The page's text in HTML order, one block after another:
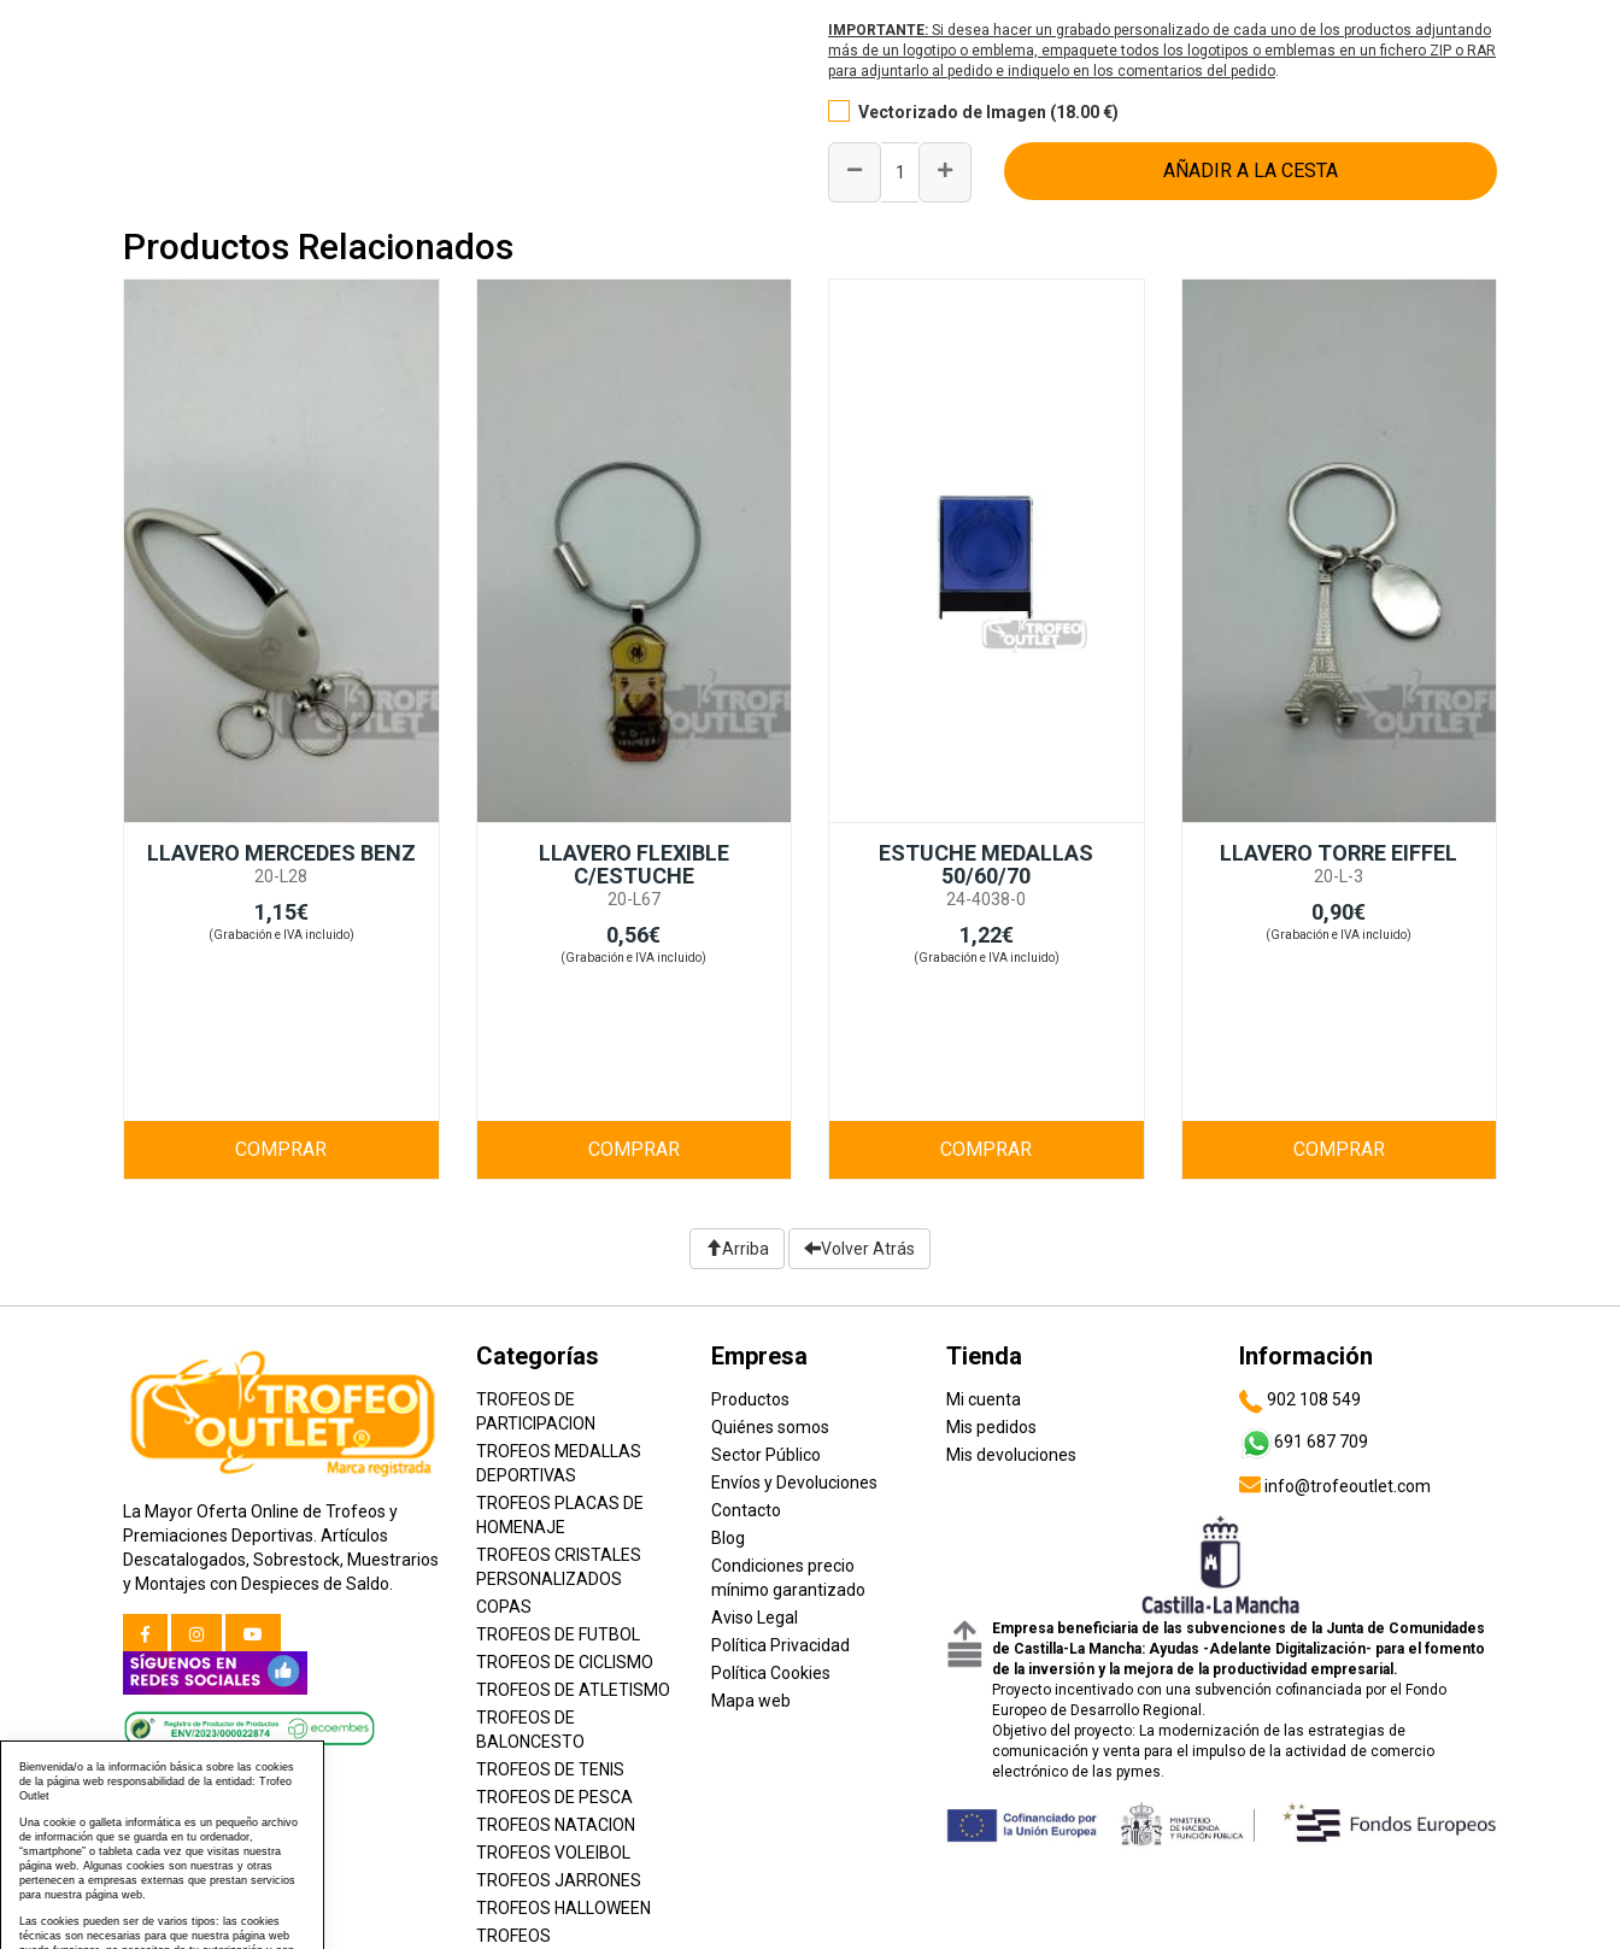
IMPORTANTE: Si desea hacer un grabado personalizado de cada uno de los productos adjuntando
más de un logotipo o emblema, empaquete todos los logotipos o emblemas en un fichero ZIP o RAR
para adjuntarlo al pedido e indiquelo en los comentarios del pedido.
Vectorizado de Imagen (18.00 €)
AÑADIR A LA CESTA
Productos Relacionados
LLAVERO MERCEDES BENZ
20-L28
1,15€
(Grabación e IVA incluido)
COMPRAR
LLAVERO FLEXIBLE
C/ESTUCHE
20-L67
0,56€
(Grabación e IVA incluido)
COMPRAR
ESTUCHE MEDALLAS
50/60/70
24-4038-0
1,22€
(Grabación e IVA incluido)
COMPRAR
LLAVERO TORRE EIFFEL
20-L-3
0,90€
(Grabación e IVA incluido)
COMPRAR
Arriba Volver Atrás
La Mayor Oferta Online de Trofeos y
Premiaciones Deportivas. Artículos
Descatalogados, Sobrestock, Muestrarios
y Montajes con Despieces de Saldo.
Categorías
TROFEOS DE
PARTICIPACION
TROFEOS MEDALLAS
DEPORTIVAS
TROFEOS PLACAS DE
HOMENAJE
TROFEOS CRISTALES
PERSONALIZADOS
COPAS
TROFEOS DE FUTBOL
TROFEOS DE CICLISMO
TROFEOS DE ATLETISMO
TROFEOS DE
BALONCESTO
TROFEOS DE TENIS
TROFEOS DE PESCA
TROFEOS NATACION
TROFEOS VOLEIBOL
TROFEOS JARRONES
TROFEOS HALLOWEEN
TROFEOS
Empresa
Productos
Quiénes somos
Sector Público
Envíos y Devoluciones
Contacto
Blog
Condiciones precio
mínimo garantizado
Aviso Legal
Política Privacidad
Política Cookies
Mapa web
Tienda
Mi cuenta
Mis pedidos
Mis devoluciones
Información
902 108 549
691 687 709
info@trofeoutlet.com
Empresa beneficiaria de las subvenciones de la Junta de Comunidades
de Castilla-La Mancha: Ayudas -Adelante Digitalización- para el fomento
de la inversión y la mejora de la productividad empresarial.
Proyecto incentivado con una subvención cofinanciada por el Fondo
Europeo de Desarrollo Regional.
Objetivo del proyecto: La modernización de las estrategias de
comunicación y venta para el impulso de la actividad de comercio
electrónico de las pymes.
Bienvenida/o a la información básica sobre las cookies
de la página web responsabilidad de la entidad: Trofeo
Outlet
Una cookie o galleta informática es un pequeño archivo
de información que se guarda en tu ordenador,
“smartphone” o tableta cada vez que visitas nuestra
página web. Algunas cookies son nuestras y otras
pertenecen a empresas externas que prestan servicios
para nuestra página web.
Las cookies pueden ser de varios tipos: las cookies
técnicas son necesarias para que nuestra página web